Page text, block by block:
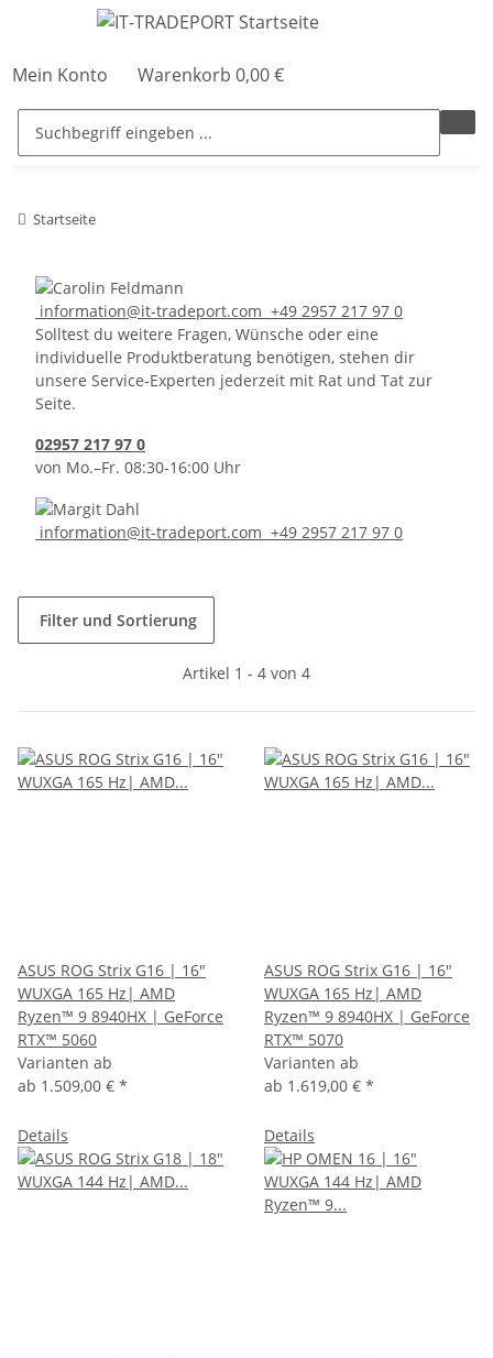
Mein Konto Warenkorb 0,00 €
Startseite
information@it-tradeport.com +49 2957 217 97 0
Solltest du weitere Fragen, Wünsche oder eine
individuelle Produktberatung benötigen, stehen dir
unsere Service-Experten jederzeit mit Rat und Tat zur
Seite.
02957 217 97 0
von Mo.–Fr. 08:30-16:00 Uhr
information@it-tradeport.com +49 2957 217 97 0
Filter und Sortierung
Artikel 1 - 4 von 4
ASUS ROG Strix G16 | 16"
WUXGA 165 Hz| AMD
Ryzen™ 9 8940HX | GeForce
RTX™ 5060
Varianten ab
ab 1.509,00 € *
Details
ASUS ROG Strix G16 | 16"
WUXGA 165 Hz| AMD
Ryzen™ 9 8940HX | GeForce
RTX™ 5070
Varianten ab
ab 1.619,00 € *
Details